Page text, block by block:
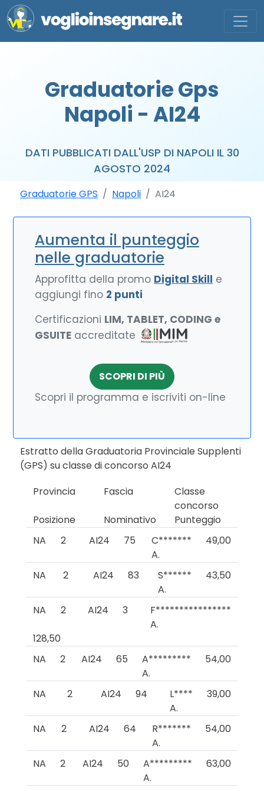
Graduatorie Gps
Napoli - AI24
DATI PUBBLICATI DALL'USP DI NAPOLI IL 30
AGOSTO 2024
Graduatorie GPS Napoli AI24
Aumenta il punteggio
nelle graduatorie
Approfitta della promo Digital Skill e
aggiungi fino 2 punti
Certificazioni LIM, TABLET, CODING e
GSUITE accreditate
SCOPRI DI PIÙ
Scopri il programma e iscriviti on-line
Estratto della Graduatoria Provinciale Supplenti
(GPS) su classe di concorso AI24
Provincia
Fascia
Classe
concorso
Posizione
Nominativo
Punteggio
NA
2 AI24 75
C*******
A.
49,00
NA 2 AI24 83
S******
A.
43,50
NA 2 AI24 3
F****************
A.
128,50
NA
2 AI24 65
A*********
A.
54,00
NA 2 AI24 94
L****
A.
39,00
NA 2 AI24 64
R*******
A.
54,00
NA 2 AI24 50
A*********
A.
63,00